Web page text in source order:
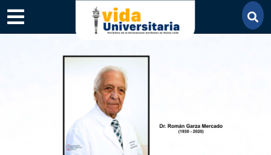
×